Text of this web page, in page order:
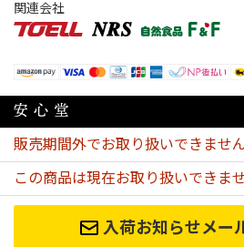
販売期間外でお取り扱いできません
この商品は現在お取り扱いできませ
入荷お知らせメー
関連会社